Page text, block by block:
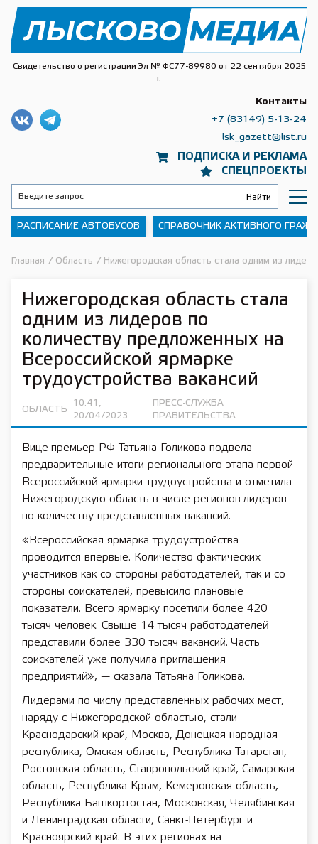
Свидетельство о регистрации Эл № ФС77-89980 от 22 сентября 2025
г.
ПОДПИСКА И РЕКЛАМА
СПЕЦПРОЕКТЫ
Контакты
+7 (83149) 5-13-24
lsk_gazett@list.ru
РАСПИСАНИЕ АВТОБУСОВ СПРАВОЧНИК АКТИВНОГО
Главная / Область / Нижегородская область стала одним из
Нижегородская область стала
одним из лидеров по
количеству предложенных на
Всероссийской ярмарке
трудоустройства вакансий
ОБЛАСТЬ
10:41,
20/04/2023
ПРЕСС-СЛУЖБА
ПРАВИТЕЛЬСТВА
Вице-премьер РФ Татьяна Голикова подвела
предварительные итоги регионального этапа первой
Всероссийской ярмарки трудоустройства и отметила
Нижегородскую область в числе регионов-лидеров
по количеству представленных вакансий.
«Всероссийская ярмарка трудоустройства
проводится впервые. Количество фактических
участников как со стороны работодателей, так и со
стороны соискателей, превысило плановые
показатели. Всего ярмарку посетили более 420
тысяч человек. Свыше 14 тысяч работодателей
представили более 330 тысяч вакансий. Часть
соискателей уже получила приглашения
предприятий», — сказала Татьяна Голикова.
Лидерами по числу представленных рабочих мест,
наряду с Нижегородской областью, стали
Краснодарский край, Москва, Донецкая народная
республика, Омская область, Республика Татарстан,
Ростовская область, Ставропольский край, Самарская
область, Республика Крым, Кемеровская область,
Республика Башкортостан, Московская, Челябинская
и Ленинградская области, Санкт-Петербург и
Красноярский край. В этих регионах на